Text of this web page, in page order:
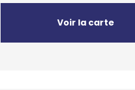
Voir la carte